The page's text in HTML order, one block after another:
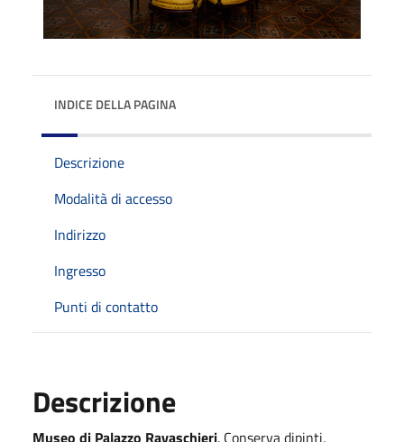
INDICE DELLA PAGINA
Descrizione
Modalità di accesso
Indirizzo
Ingresso
Punti di contatto
Descrizione
Museo di Palazzo Ravaschieri. Conserva dipinti,